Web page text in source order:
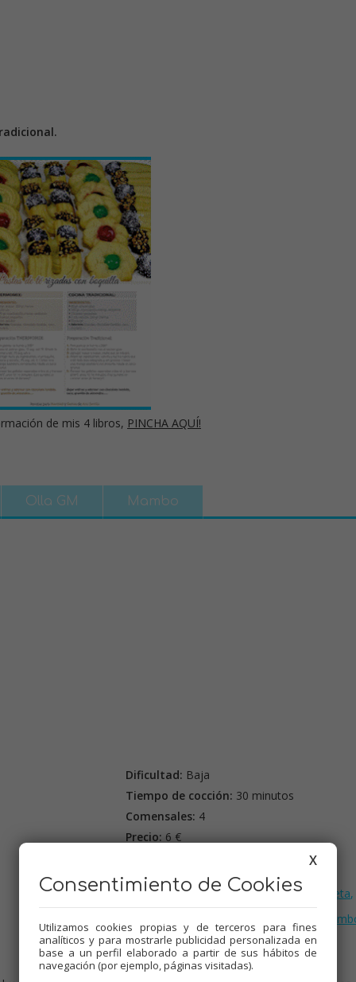
de mis 4 libros, PINCHA AQUÍ!
Olla GM Mambo
Dificultad: Baja
Tiempo de cocción: 30 minutos
Comensales: 4
Precio: 6 €
Pescados,Thermomix,
Recetas para el varoma,Recetas para dieta,
Recetas para olla GM,Tradicional,
X
Consentimiento de Cookies
Utilizamos cookies propias y de terceros para fines
analíticos y para mostrarle publicidad personalizada en
base a un perfil elaborado a partir de sus hábitos de
navegación (por ejemplo, páginas visitadas).